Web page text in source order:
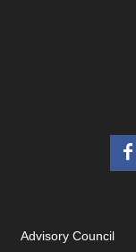
Advisory Council